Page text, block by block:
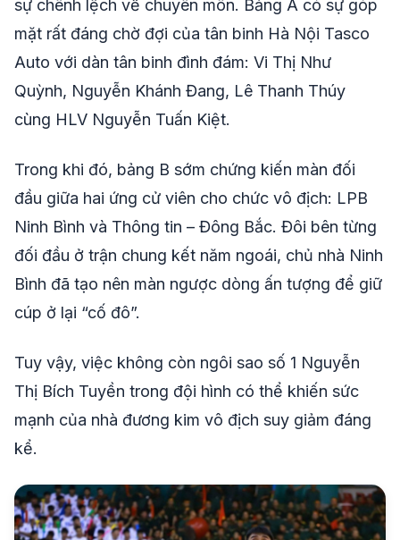
sự chênh lệch về chuyên môn. Bảng A có sự góp
mặt rất đáng chờ đợi của tân binh Hà Nội Tasco
Auto với dàn tân binh đình đám: Vi Thị Như
Quỳnh, Nguyễn Khánh Đang, Lê Thanh Thúy
cùng HLV Nguyễn Tuấn Kiệt.
Trong khi đó, bảng B sớm chứng kiến màn đối
đầu giữa hai ứng cử viên cho chức vô địch: LPB
Ninh Bình và Thông tin – Đông Bắc. Đôi bên từng
đối đầu ở trận chung kết năm ngoái, chủ nhà Ninh
Bình đã tạo nên màn ngược dòng ấn tượng để giữ
cúp ở lại “cố đô”.
Tuy vậy, việc không còn ngôi sao số 1 Nguyễn
Thị Bích Tuyền trong đội hình có thể khiến sức
mạnh của nhà đương kim vô địch suy giảm đáng
kể.